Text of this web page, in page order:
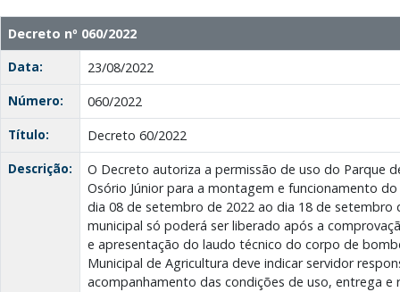
Decreto nº 060/2022
Data:
23/08/2022
Número:
060/2022
Título:
Decreto 60/2022
Descrição:
O Decreto autoriza a permissão de uso do Parque
Osório Júnior para a montagem e funcionamento do
dia 08 de setembro de 2022 ao dia 18 de setembro
municipal só poderá ser liberado após a
e apresentação do laudo técnico do corpo de
Municipal de Agricultura deve indicar servidor
acompanhamento das condições de uso, entrega e